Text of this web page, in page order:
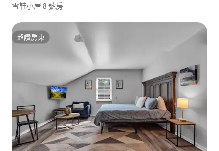
雪鞋小屋 8 號房
超讚房東
超讚房東